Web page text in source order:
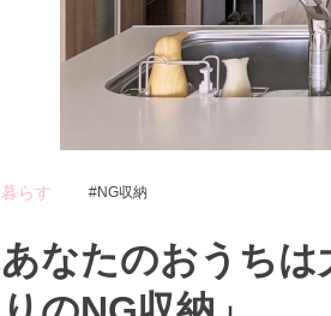
暮らす NG収納
あなたのおうちは